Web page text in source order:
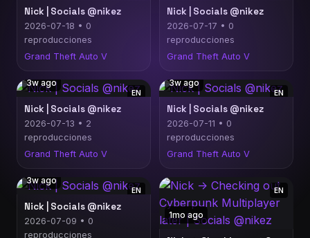
Nick | Socials @nikez
2026-07-18 • 0
reproducciones
Grand Theft Auto V
Nick | Socials @nikez
2026-07-17 • 0
reproducciones
Grand Theft Auto V
3w ago
EN
Nick | Socials @nikez
2026-07-13 • 2
reproducciones
Grand Theft Auto V
3w ago
EN
Nick | Socials @nikez
2026-07-11 • 0
reproducciones
Grand Theft Auto V
3w ago
EN
Nick | Socials @nikez
2026-07-09 • 0
reproducciones
1mo ago
EN